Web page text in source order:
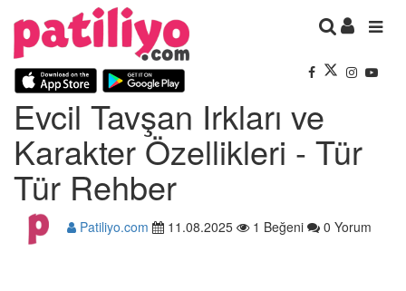
Evcil Tavşan Irkları ve
Karakter Özellikleri - Tür
Tür Rehber
Patiliyo.com 11.08.2025 1 Beğeni 0 Yorum